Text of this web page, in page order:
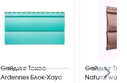
Сайдинг Текос
Ardennes Блок-Хаус
Сайдинг
Natural